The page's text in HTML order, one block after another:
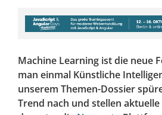
Machine Learning ist die neue
man einmal Künstliche
unserem Themen-Dossier
Trend nach und stellen